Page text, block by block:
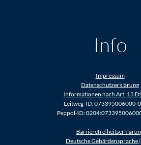
Info
Impressum
Datenschutzerklärung
Informationen nach Art. 13
Leitweg-ID: 073395006000-
Peppol-ID:
Deutsche Gebärdensprache